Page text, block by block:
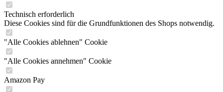
Technisch erforderlich
Diese Cookies sind für die Grundfunktionen des Shops notwendig.
"Alle Cookies ablehnen" Cookie
"Alle Cookies annehmen" Cookie
Amazon Pay